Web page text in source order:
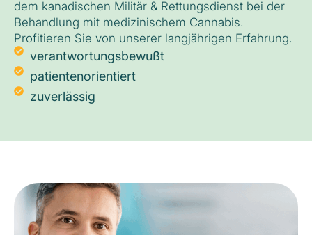
dem kanadischen Militär & Rettungsdienst bei der
Behandlung mit medizinischem Cannabis.
Profitieren Sie von unserer langjährigen Erfahrung.
verantwortungsbewußt
patientenorientiert
zuverlässig